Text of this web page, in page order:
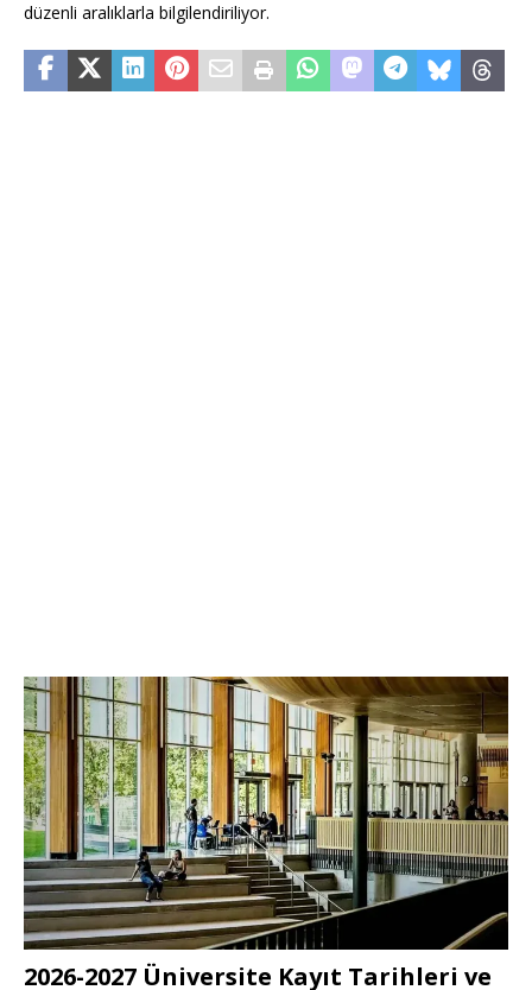
düzenli aralıklarla bilgilendiriliyor.
2026-2027 Üniversite Kayıt Tarihleri ve